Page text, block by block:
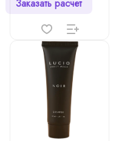
Заказать расчет